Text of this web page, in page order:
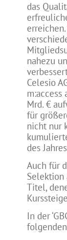
das
nahezu
Celesio
Mrd. €
für
nicht nur
des
Auch für
Selektion
Titel,
In der